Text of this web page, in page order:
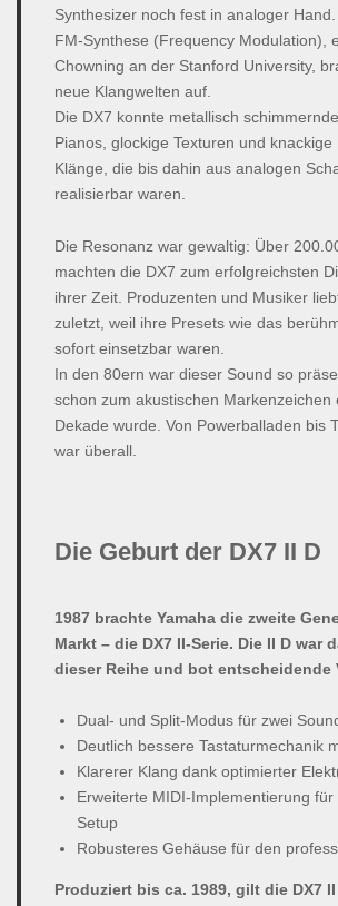
Synthesizer noch fest in analoger
FM-Synthese (Frequency Modulation),
Chowning an der Stanford University,
neue Klangwelten auf.
Die DX7 konnte metallisch
Pianos, glockige Texturen und
Klänge, die bis dahin aus analogen
realisierbar waren.
Die Resonanz war gewaltig: Über
machten die DX7 zum erfolgreichsten
ihrer Zeit. Produzenten und Musiker
zuletzt, weil ihre Presets wie das
sofort einsetzbar waren.
In den 80ern war dieser Sound so
schon zum akustischen Markenzeichen
Dekade wurde. Von Powerballaden bis
war überall.
Die Geburt der DX7 II D
1987 brachte Yamaha die zweite
Markt – die DX7 II-Serie. Die II D war
dieser Reihe und bot entscheidende
Dual- und Split-Modus für zwei
Deutlich bessere Tastaturmechanik
Klarerer Klang dank optimierter
Erweiterte MIDI-Implementierung
Setup
Robusteres Gehäuse für den
Produziert bis ca. 1989, gilt die DX7